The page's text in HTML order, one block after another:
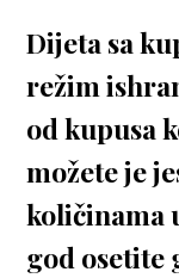
Dijeta sa
režim
od kupusa
možete je
količinama
god osetite